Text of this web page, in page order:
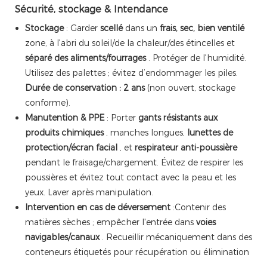
Sécurité, stockage & Intendance
Stockage : Garder scellé dans un frais, sec, bien ventilé
zone, à l'abri du soleil/de la chaleur/des étincelles et
séparé des aliments/fourrages . Protéger de l'humidité.
Utilisez des palettes ; évitez d’endommager les piles.
Durée de conservation : 2 ans(non ouvert, stockage
conforme).
Manutention & PPE : Porter gants résistants aux
produits chimiques , manches longues, lunettes de
protection/écran facial , et respirateur anti-poussière
pendant le fraisage/chargement. Évitez de respirer les
poussières et évitez tout contact avec la peau et les
yeux. Laver après manipulation.
Intervention en cas de déversement :Contenir des
matières sèches ; empêcher l'entrée dans voies
navigables/canaux . Recueillir mécaniquement dans des
conteneurs étiquetés pour récupération ou élimination